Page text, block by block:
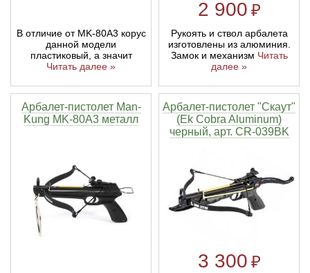
В отличие от MK-80A3 корус
данной модели
пластиковый, а значит
Читать далее »
2 900 ₽
Рукоять и ствол арбалета
изготовлены из алюминия.
Замок и механизм Читать
далее »
Арбалет-пистолет Man-
Kung MK-80A3 металл
Арбалет-пистолет "Скаут"
(Ek Cobra Aluminum)
черный, арт. CR-039BK
3 300 ₽
Плунжеры для лука